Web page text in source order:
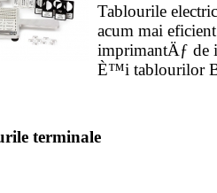
Tablourile
acum mai
imprimantÄƒ de
È™i tablourilor
terminale